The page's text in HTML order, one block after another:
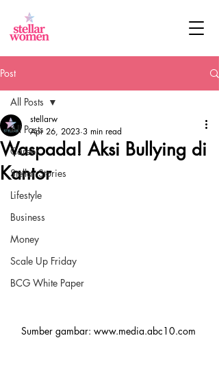
Post
All Posts
Career
Stellar Stories
Lifestyle
Business
Money
Scale Up Friday
BCG White Paper
All Posts
Waspada! Aksi Bullying di
Kantor
stellarw
Apr 26, 2023 3 min read
Sumber gambar: www.media.abc10.com